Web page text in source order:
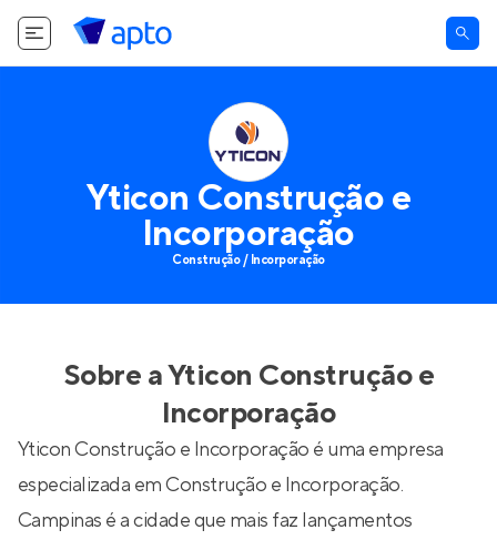
Yticon Construção e
Incorporação
Construção / Incorporação
Sobre aYticon Construção e
Incorporação
Yticon Construção e Incorporação é uma empresa
especializada em Construção e Incorporação.
Campinas é a cidade que mais faz lançamentos